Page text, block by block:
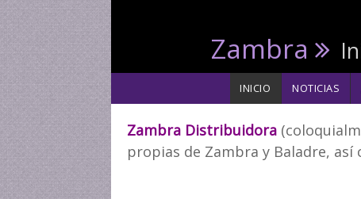
Zambra
INICIO NOTICIAS
Zambra Distribuidora
propias de Zambra y Baladre,